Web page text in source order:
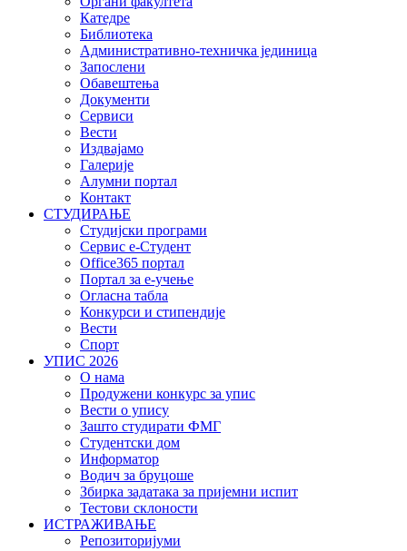
Катедре
Библиотека
Административно-техничка јединица
Запослени
Обавештења
Документи
Сервиси
Вести
Издвајамо
Галерије
Алумни портал
Контакт
СТУДИРАЊЕ
Студијски програми
Сервис е-Студент
Office365 портал
Портал за е-учење
Огласна табла
Конкурси и стипендије
Вести
Спорт
УПИС 2026
О нама
Продужени конкурс за упис
Вести о упису
Зашто студирати ФМГ
Студентски дом
Информатор
Водич за бруцоше
Збиркa задатака за пријемни испит
Тестови склоности
ИСТРАЖИВАЊЕ
Репозиторијуми